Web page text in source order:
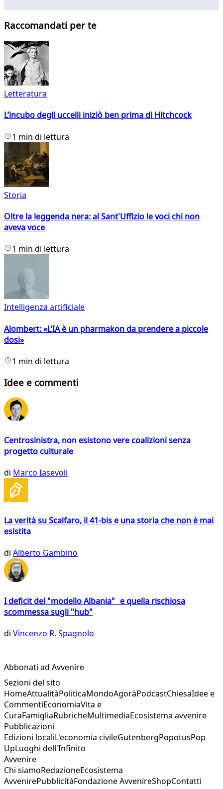
Raccomandati per te
Letteratura
L’incubo degli uccelli iniziò ben prima di Hitchcock
1 min di lettura
Storia
Oltre la leggenda nera: al Sant'Uffizio le voci chi non
aveva voce
1 min di lettura
Intelligenza artificiale
Alombert: «L’IA è un pharmakon da prendere a piccole
dosi»
1 min di lettura
Idee e commenti
Centrosinistra, non esistono vere coalizioni senza
progetto culturale
di Marco Iasevoli
La verità su Scalfaro, il 41-bis e una storia che non è mai
esistita
di Alberto Gambino
I deficit del "modello Albania" e quella rischiosa
scommessa sugli "hub"
di Vincenzo R. Spagnolo
Abbonati ad Avvenire
Sezioni del sito
HomeAttualitàPoliticaMondoAgoràPodcastChiesaIdee e
CommentiEconomiaVita e
CuraFamigliaRubricheMultimediaEcosistema avvenire
Pubblicazioni
Edizioni localiL'economia civileGutenbergPopotusPop
UpLuoghi dell'Infinito
Avvenire
Chi siamoRedazioneEcosistema
AvvenirePubblicitàFondazione AvvenireShopContatti